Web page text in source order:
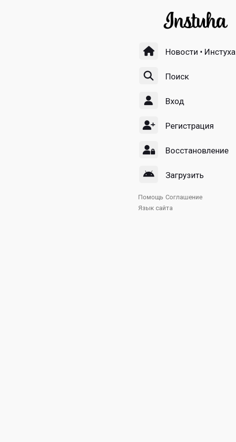
Новости • Инстуха
Поиск
Вход
Регистрация
Восстановление
Загрузить
Помощь Соглашение
Язык сайта